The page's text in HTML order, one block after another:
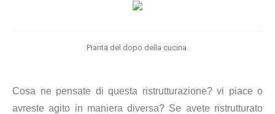
Pianta del dopo della cucina.
Cosa ne pensate di questa ristrutturazione? vi piace o
avreste agito in maniera diversa? Se avete ristrutturato